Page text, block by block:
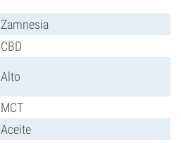
Zamnesia
CBD
Alto
MCT
Aceite